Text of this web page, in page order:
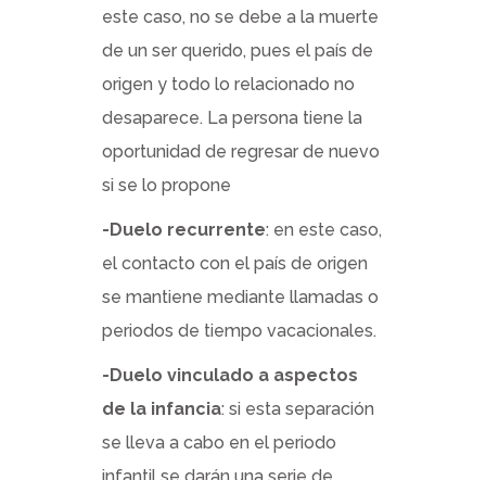
este caso, no se debe a la muerte
de un ser querido, pues el país de
origen y todo lo relacionado no
desaparece. La persona tiene la
oportunidad de regresar de nuevo
si se lo propone
-Duelo recurrente: en este caso,
el contacto con el país de origen
se mantiene mediante llamadas o
periodos de tiempo vacacionales.
-Duelo vinculado a aspectos
de la infancia: si esta separación
se lleva a cabo en el periodo